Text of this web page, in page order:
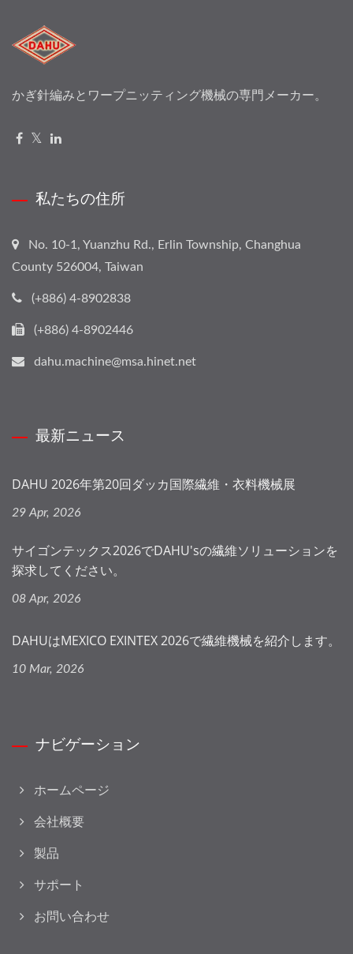
かぎ針編みとワープニッティング機械の専門メーカー。
私たちの住所
No. 10-1, Yuanzhu Rd., Erlin Township, Changhua
County 526004, Taiwan
(+886) 4-8902838
(+886) 4-8902446
dahu.machine@msa.hinet.net
最新ニュース
DAHU 2026年第20回ダッカ国際繊維・衣料機械展
29 Apr, 2026
サイゴンテックス2026でDAHU'sの繊維ソリューションを
探求してください。
08 Apr, 2026
DAHUはMEXICO EXINTEX 2026で繊維機械を紹介します。
10 Mar, 2026
ナビゲーション
ホームページ
会社概要
製品
サポート
お問い合わせ